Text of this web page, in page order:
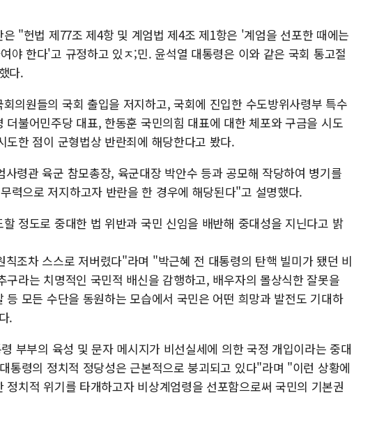
"헌법 제77조 제4항 및 계엄법 제4조 제1항은 '계엄을 선포한 때에는
야 한다'고 규정하고 있ㅈ;민. 윤석열 대통령은 이와 같은 국회 통고절
다.
의원들의 국회 출입을 저지하고, 국회에 진입한 수도방위사령부 특수
더불어민주당 대표, 한동훈 국민의힘 대표에 대한 체포와 구금을 시도
한 점이 군형법상 반란죄에 해당한다고 봤다.
령관 육군 참모총장, 육군대장 박안수 등과 공모해 작당하여 병기를
력으로 저지하고자 반란을 한 경우에 해당된다"고 설명했다.
정도로 중대한 법 위반과 국민 신임을 배반해 중대성을 지닌다고 밝
조차 스스로 저버렸다"라며 "박근혜 전 대통령의 탄핵 빌미가 됐던 비
구라는 치명적인 국민적 배신을 감행하고, 배우자의 몰상식한 잘못을
등 모든 수단을 동원하는 모습에서 국민은 어떤 희망과 발전도 기대하
.
부부의 육성 및 문자 메시지가 비선실세에 의한 국정 개입이라는 중대
통령의 정치적 정당성은 근본적으로 붕괴되고 있다"라며 "이런 상황에
치적 위기를 타개하고자 비상계엄령을 선포함으로써 국민의 기본권